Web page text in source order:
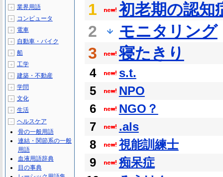
1
初老期の認知
2
モニタリング
3
寝たきり
4
s.t.
5
NPO
6
NGO？
7
.als
8
視能訓練士
9
痴呆症
＋ 業界用語
＋ コンピュータ
＋ 電車
＋ 自動車・バイク
＋ 船
＋ 工学
＋ 建築・不動産
＋ 学問
＋ 文化
＋ 生活
－
ヘルスケア
骨の一般用語
連結・関節系の一般
用語
血液用語辞典
目の事典